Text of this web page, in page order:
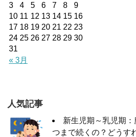
« 3月
3
4 5 6 7 8
9
10 11 12 13 14 15 16
17 18 19 20 21 22 23
24 25 26 27 28 29 30
31
人気記事
新生児期～乳児期
つまで続くの？どうす